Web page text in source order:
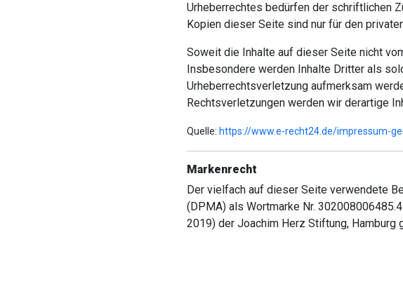
Urheberrechtes bedürfen der schriftlichen
Kopien dieser Seite sind nur für den
Soweit die Inhalte auf dieser Seite nicht
Insbesondere werden Inhalte Dritter als
Urheberrechtsverletzung aufmerksam
Rechtsverletzungen werden wir derartige
Quelle: https://www.e-recht24.de/impressum-
Markenrecht
Der vielfach auf dieser Seite verwendete
(DPMA) als Wortmarke Nr.
2019) der Joachim Herz Stiftung, Hamburg